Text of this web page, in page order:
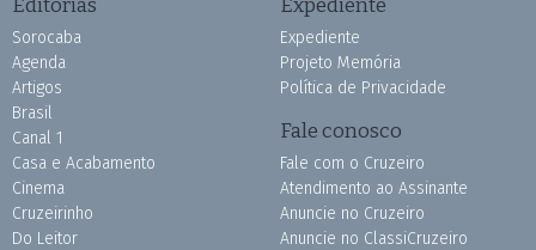
Sorocaba
Agenda
Artigos
Brasil
Canal 1
Casa e Acabamento
Cinema
Cruzeirinho
Do Leitor
Expediente
Projeto Memória
Política de Privacidade
Fale conosco
Fale com o Cruzeiro
Atendimento ao Assinante
Anuncie no Cruzeiro
Anuncie no ClassiCruzeiro